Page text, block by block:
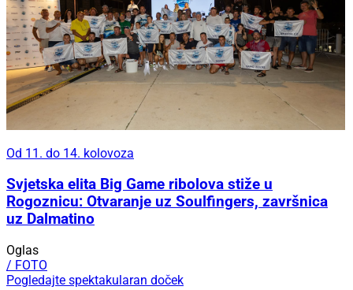
Od 11. do 14. kolovoza
Svjetska elita Big Game ribolova stiže u
Rogoznicu: Otvaranje uz Soulfingers, završnica
uz Dalmatino
Oglas
/ FOTO
Pogledajte spektakularan doček